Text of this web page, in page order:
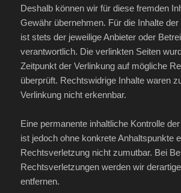
Deshalb können wir für diese fremden
Gewähr übernehmen. Für die Inhalte
ist stets der jeweilige Anbieter oder
verantwortlich. Die verlinkten Seiten
Zeitpunkt der Verlinkung auf mögliche
überprüft. Rechtswidrige Inhalte waren
Verlinkung nicht erkennbar.
Eine permanente inhaltliche Kontrolle
ist jedoch ohne konkrete Anhaltspunkte
Rechtsverletzung nicht zumutbar. Bei
Rechtsverletzungen werden wir
entfernen.